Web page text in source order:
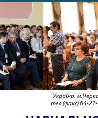
Україна.
тел (факс) 64-